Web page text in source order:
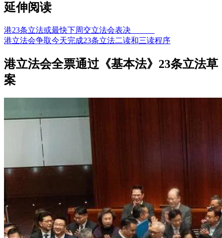
延伸阅读
港23条立法或最快下周交立法会表决
港立法会争取今天完成23条立法二读和三读程序
港立法会全票通过《基本法》23条立法草
案